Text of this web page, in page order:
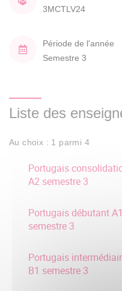
3MCTLV24
Période de l'année
Semestre 3
Liste des
Au choix : 1 parmi 4
Portugais
A2 semestre 3
Portugais débutant A1
semestre 3
Portugais
B1 semestre 3